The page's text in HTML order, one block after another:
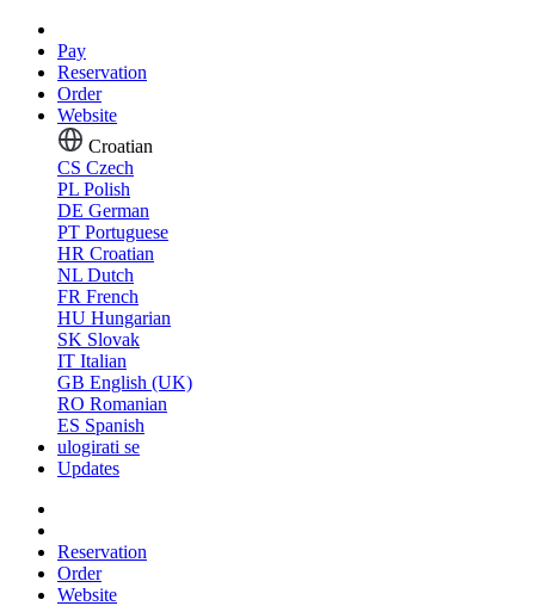
Pay
Reservation
Order
Website
Croatian
CS Czech
PL Polish
DE German
PT Portuguese
HR Croatian
NL Dutch
FR French
HU Hungarian
SK Slovak
IT Italian
GB English (UK)
RO Romanian
ES Spanish
ulogirati se
Updates
Reservation
Order
Website